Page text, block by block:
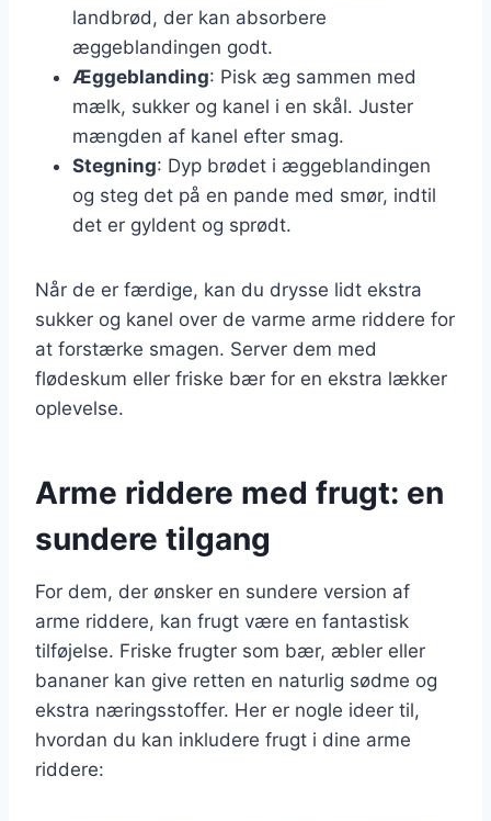
landbrød, der kan absorbere
æggeblandingen godt.
Æggeblanding: Pisk æg sammen med
mælk, sukker og kanel i en skål. Juster
mængden af kanel efter smag.
Stegning: Dyp brødet i æggeblandingen
og steg det på en pande med smør, indtil
det er gyldent og sprødt.
Når de er færdige, kan du drysse lidt ekstra
sukker og kanel over de varme arme riddere for
at forstærke smagen. Server dem med
flødeskum eller friske bær for en ekstra lækker
oplevelse.
Arme riddere med frugt: en
sundere tilgang
For dem, der ønsker en sundere version af
arme riddere, kan frugt være en fantastisk
tilføjelse. Friske frugter som bær, æbler eller
bananer kan give retten en naturlig sødme og
ekstra næringsstoffer. Her er nogle ideer til,
hvordan du kan inkludere frugt i dine arme
riddere: